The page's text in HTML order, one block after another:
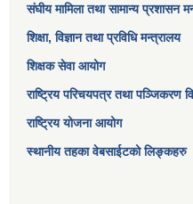
संघीय मामिला तथा सामान्य प्रशासन
शिक्षा, विज्ञान तथा प्रविधि मन्त्रालय
शिक्षक सेवा आयोग
राष्ट्रिय परिचयपत्र तथा पञ्जिकरण
राष्ट्रिय योजना आयोग
स्थानीय तहका वेबसाईटको लिङ्कहरु